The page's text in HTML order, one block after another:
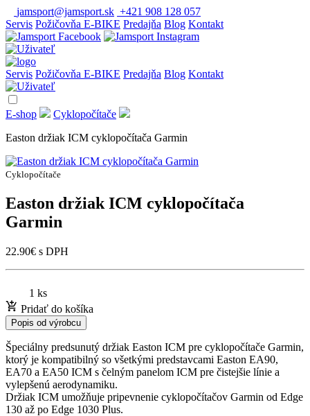
jamsport@jamsport.sk +421 908 128 057
Servis Požičovňa E-BIKE Predajňa Blog Kontakt
Servis Požičovňa E-BIKE Predajňa Blog Kontakt
E-shop
Cyklopočítače
Easton držiak ICM cyklopočítača Garmin
Cyklopočítače
Easton držiak ICM cyklopočítača
Garmin
22.90€ s DPH
1 ks
Pridať do košíka
Popis od výrobcu
Špeciálny predsunutý držiak Easton ICM pre cyklopočítače Garmin,
ktorý je kompatibilný so všetkými predstavcami Easton EA90,
EA70 a EA50 ICM s čelným panelom ICM pre čistejšie línie a
vylepšenú aerodynamiku.
Držiak ICM umožňuje pripevnenie cyklopočítačov Garmin od Edge
130 až po Edge 1030 Plus.